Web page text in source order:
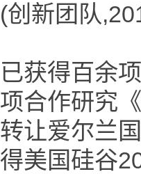
(创新团队
已获得百余
项合作研究
转让爱尔兰
得美国硅谷